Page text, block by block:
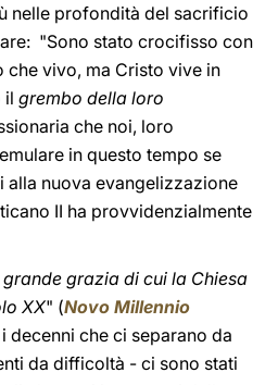
nelle profondità del sacrificio
"Sono stato crocifisso con
che vivo, ma Cristo vive in
il grembo della loro
che noi, loro
in questo tempo se
alla nuova evangelizzazione
II ha provvidenzialmente
grazia di cui la Chiesa
XX" (Novo Millennio
i decenni che ci separano da
da difficoltà - ci sono stati